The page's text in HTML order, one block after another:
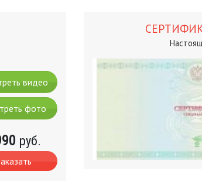
видео
фото
руб.